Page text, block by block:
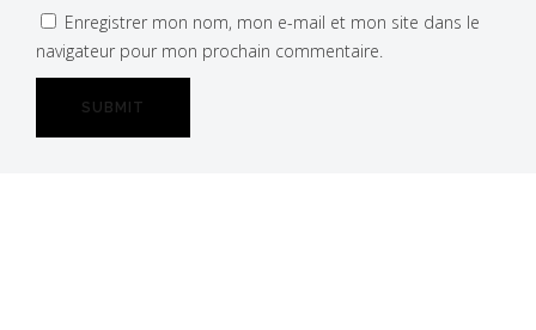
Enregistrer mon nom, mon e-mail et mon site dans le
navigateur pour mon prochain commentaire.